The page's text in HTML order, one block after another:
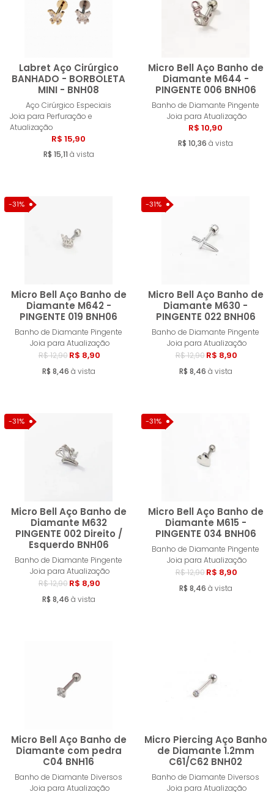
Labret Aço Cirúrgico
BANHADO - BORBOLETA
MINI - BNH08
Aço Cirúrgico Especiais
Joia para Perfuração e
Atualização
R$ 15,90
R$ 15,11 à vista
Comprar
Micro Bell Aço Banho de
Diamante M644 -
PINGENTE 006 BNH06
Banho de Diamante Pingente
Joia para Atualização
R$ 10,90
R$ 10,36 à vista
-31%
Micro Bell Aço Banho de
Diamante M642 -
PINGENTE 019 BNH06
Banho de Diamante Pingente
Joia para Atualização
R$ 12,90 R$ 8,90
R$ 8,46 à vista
Comprar
-31%
Micro Bell Aço Banho de
Diamante M630 -
PINGENTE 022 BNH06
Banho de Diamante Pingente
Joia para Atualização
R$ 12,90 R$ 8,90
R$ 8,46 à vista
-31%
Micro Bell Aço Banho de
Diamante M632
PINGENTE 002 Direito /
Esquerdo BNH06
Banho de Diamante Pingente
Joia para Atualização
R$ 12,90 R$ 8,90
R$ 8,46 à vista
Comprar
-31%
Micro Bell Aço Banho de
Diamante M615 -
PINGENTE 034 BNH06
Banho de Diamante Pingente
Joia para Atualização
R$ 12,90 R$ 8,90
R$ 8,46 à vista
Micro Bell Aço Banho de
Diamante com pedra
C04 BNH16
Banho de Diamante Diversos
Joia para Atualização
Comprar
Micro Piercing Aço Banho
de Diamante 1.2mm
C61/C62 BNH02
Banho de Diamante Diversos
Joia para Atualização